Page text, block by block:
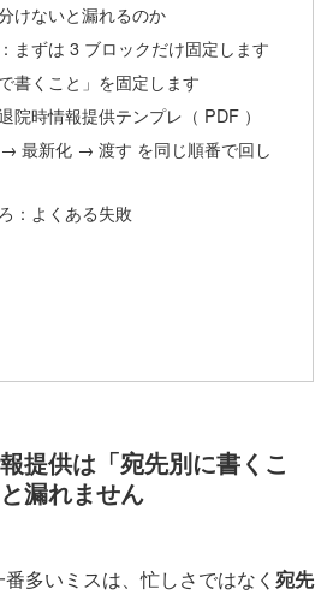
けないと漏れるのか
まずは 3 ブロックだけ固定します
書くこと」を固定します
院時情報提供テンプレ（ PDF ）
最新化 → 渡す を同じ順番で回し
：よくある失敗
提供は「宛先別に書くこ
漏れません
多いミスは、忙しさではなく 宛先